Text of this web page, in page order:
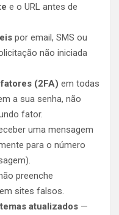
e o URL antes de
por email, SMS ou
não iniciada
(2FA) em todas
a sua senha, não
fator.
uma mensagem
para o número
preenche
sites falsos.
atualizados —